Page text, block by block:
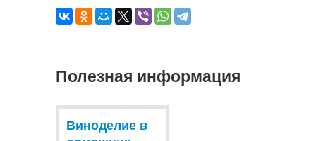
Полезная информация
Виноделие в